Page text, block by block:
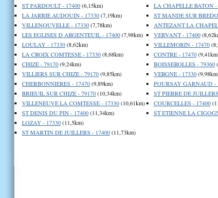
ST PARDOULT - 17400(6,15km)
LA JARRIE AUDOUIN - 17330(7,19km)
VILLENOUVELLE - 17330(7,78km)
LES EGLISES D ARGENTEUIL - 17400(7,98km)
LOULAY - 17330(8,62km)
LA CROIX COMTESSE - 17330(8,68km)
CHIZE - 79170(9,24km)
VILLIERS SUR CHIZE - 79170(9,85km)
CHERBONNIERES - 17470(9,89km)
BRIEUIL SUR CHIZE - 79170(10,34km)
VILLENEUVE LA COMTESSE - 17330(10,61km)
ST DENIS DU PIN - 17400(11,34km)
LOZAY - 17330(11,5km)
ST MARTIN DE JUILLERS - 17400(11,73km)
LA CHAPELLE BATON -
ST MANDE SUR
ANTEZANT LA
VERVANT - 17400
VILLEMORIN - 17470
CONTRE - 17470
BOISSEROLLES - 79360
VERGNE - 17330
POURSAY GARNAUD -
ST PIERRE DE
COURCELLES - 17400
ST ETIENNE LA